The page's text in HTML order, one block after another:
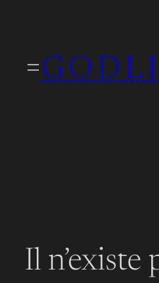
contenu
Il n’existe